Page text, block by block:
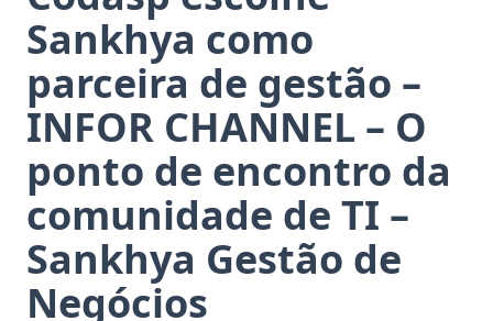
Sankhya como
parceira de gestão –
INFOR CHANNEL – O
ponto de encontro da
comunidade de TI –
Sankhya Gestão de
Negócios